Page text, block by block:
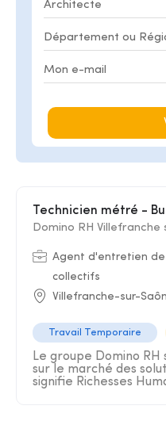
Technicien métré -
Domino RH Villefranche
Agent d'entretien
collectifs
Villefranche-sur-
Travail Temporaire
Le groupe Domino RH
sur le marché des
signifie Richesses